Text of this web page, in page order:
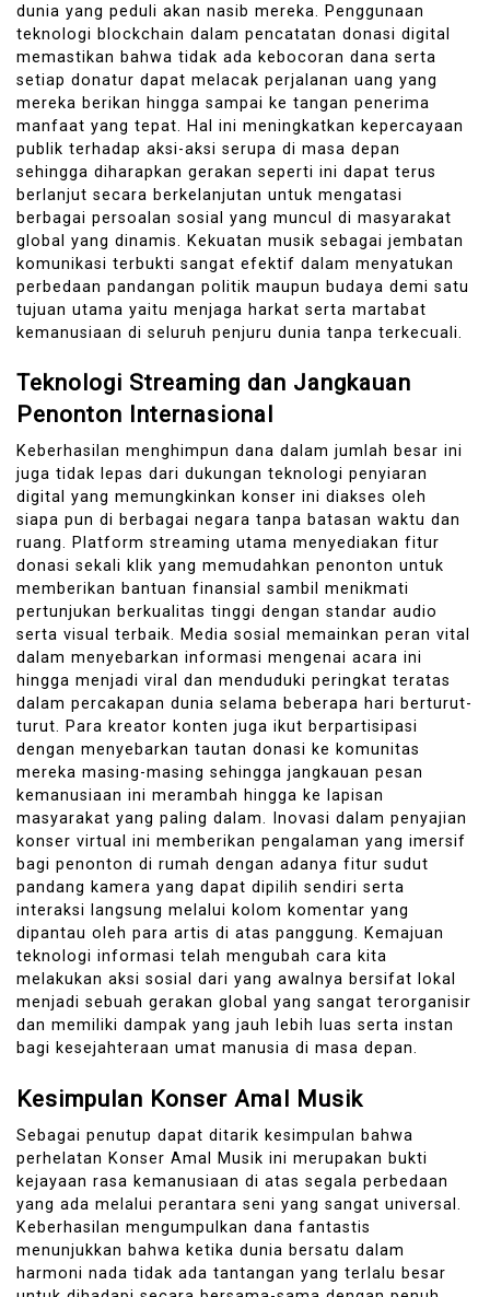
dunia yang peduli akan nasib mereka. Penggunaan
teknologi blockchain dalam pencatatan donasi digital
memastikan bahwa tidak ada kebocoran dana serta
setiap donatur dapat melacak perjalanan uang yang
mereka berikan hingga sampai ke tangan penerima
manfaat yang tepat. Hal ini meningkatkan kepercayaan
publik terhadap aksi-aksi serupa di masa depan
sehingga diharapkan gerakan seperti ini dapat terus
berlanjut secara berkelanjutan untuk mengatasi
berbagai persoalan sosial yang muncul di masyarakat
global yang dinamis. Kekuatan musik sebagai jembatan
komunikasi terbukti sangat efektif dalam menyatukan
perbedaan pandangan politik maupun budaya demi satu
tujuan utama yaitu menjaga harkat serta martabat
kemanusiaan di seluruh penjuru dunia tanpa terkecuali.
Teknologi Streaming dan Jangkauan
Penonton Internasional
Keberhasilan menghimpun dana dalam jumlah besar ini
juga tidak lepas dari dukungan teknologi penyiaran
digital yang memungkinkan konser ini diakses oleh
siapa pun di berbagai negara tanpa batasan waktu dan
ruang. Platform streaming utama menyediakan fitur
donasi sekali klik yang memudahkan penonton untuk
memberikan bantuan finansial sambil menikmati
pertunjukan berkualitas tinggi dengan standar audio
serta visual terbaik. Media sosial memainkan peran vital
dalam menyebarkan informasi mengenai acara ini
hingga menjadi viral dan menduduki peringkat teratas
dalam percakapan dunia selama beberapa hari berturut-
turut. Para kreator konten juga ikut berpartisipasi
dengan menyebarkan tautan donasi ke komunitas
mereka masing-masing sehingga jangkauan pesan
kemanusiaan ini merambah hingga ke lapisan
masyarakat yang paling dalam. Inovasi dalam penyajian
konser virtual ini memberikan pengalaman yang imersif
bagi penonton di rumah dengan adanya fitur sudut
pandang kamera yang dapat dipilih sendiri serta
interaksi langsung melalui kolom komentar yang
dipantau oleh para artis di atas panggung. Kemajuan
teknologi informasi telah mengubah cara kita
melakukan aksi sosial dari yang awalnya bersifat lokal
menjadi sebuah gerakan global yang sangat terorganisir
dan memiliki dampak yang jauh lebih luas serta instan
bagi kesejahteraan umat manusia di masa depan.
Kesimpulan Konser Amal Musik
Sebagai penutup dapat ditarik kesimpulan bahwa
perhelatan Konser Amal Musik ini merupakan bukti
kejayaan rasa kemanusiaan di atas segala perbedaan
yang ada melalui perantara seni yang sangat universal.
Keberhasilan mengumpulkan dana fantastis
menunjukkan bahwa ketika dunia bersatu dalam
harmoni nada tidak ada tantangan yang terlalu besar